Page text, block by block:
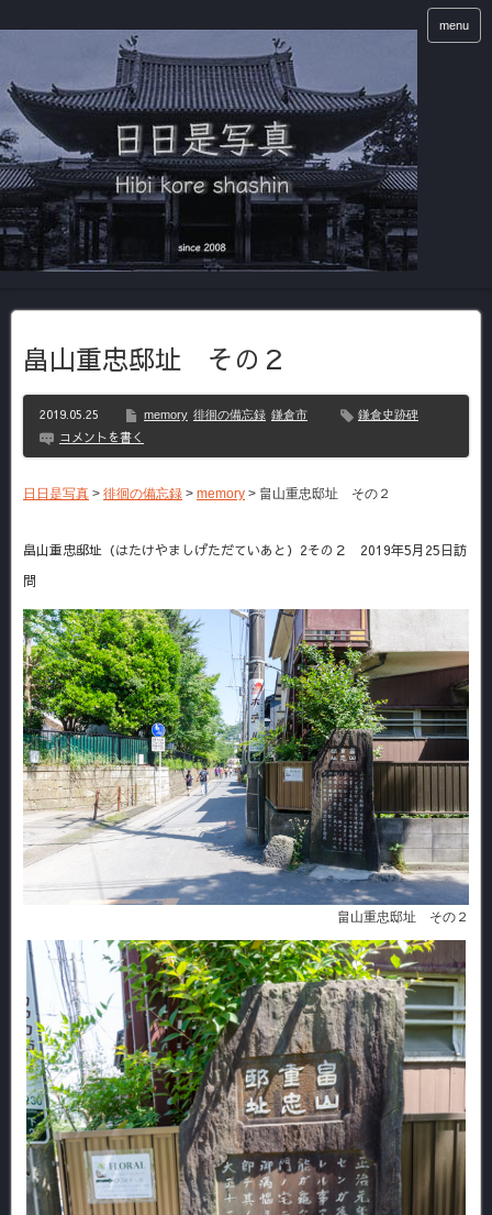
menu
畠山重忠邸址 その２
2019.05.25 memory 徘徊の備忘録 鎌倉市 鎌倉史跡碑
コメントを書く
日日是写真 > 徘徊の備忘録 > memory > 畠山重忠邸址 その２
畠山重忠邸址（はたけやましげただていあと）2その２ 2019年5月25日訪
問
畠山重忠邸址 その２